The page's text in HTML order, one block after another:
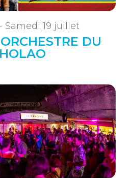
Samedi 19 juillet
DU